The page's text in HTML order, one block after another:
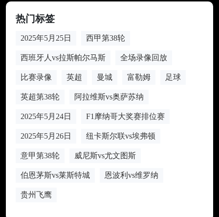
热门标签
2025年5月25日 西甲第38轮
西班牙人vs拉斯帕尔马斯 全场录像回放
比赛录像 英超 曼城 富勒姆 足球
英超第38轮 阿拉维斯vs奥萨苏纳
2025年5月24日 F1摩纳哥大奖赛排位赛
2025年5月26日 纽卡斯尔联vs埃弗顿
意甲第38轮 威尼斯vs尤文图斯
伯恩茅斯vs莱斯特城 恩波利vs维罗纳
贵州飞鹰